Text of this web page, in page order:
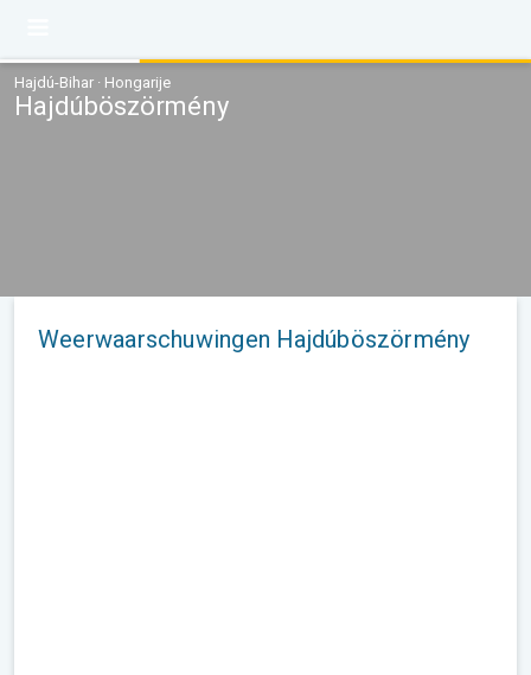
Hajdú-Bihar · Hongarije
Hajdúböszörmény
Weerwaarschuwingen Hajdúböszörmény